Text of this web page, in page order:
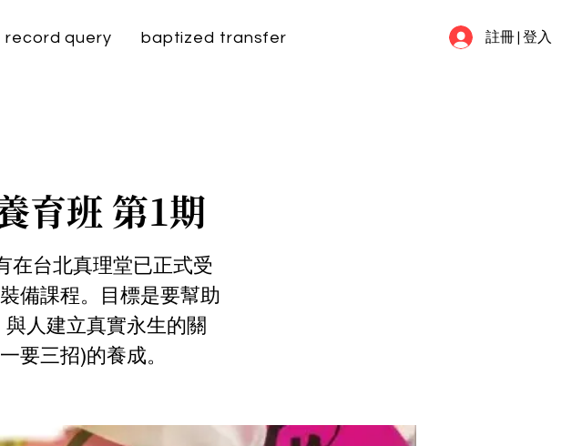
record query baptized transfer FAQ註冊 | 登入
育班 第1期
台北真理堂已正式受
備課程。目標是要幫助
人建立真實永生的關
要三招)的養成。